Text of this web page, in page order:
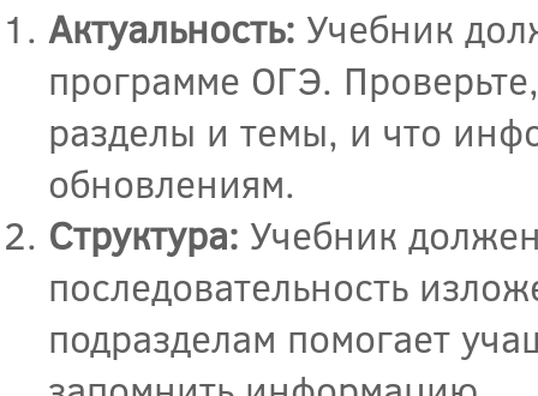
Актуальность: Учебник
программе ОГЭ.
разделы и темы, и что
обновлениям.
Структура: Учебник
последовательность
подразделам помогает